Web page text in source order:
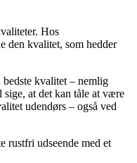
Hos
den kvalitet, som hedder
bedste kvalitet – nemlig
at det kan tåle at være
udendørs – også ved
rustfri udseende med et